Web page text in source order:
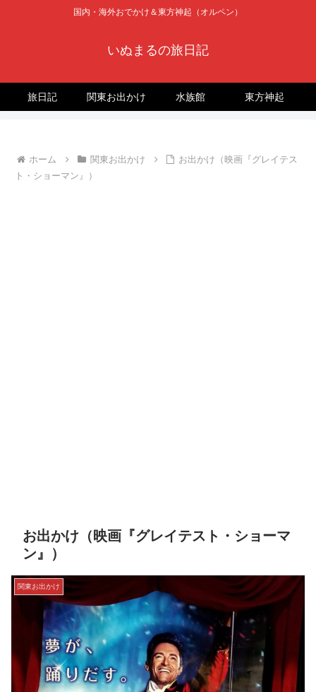
国内・海外おでかけ＆東方神起（オルペン）
いぬまるの旅日記
旅日記 関東お出かけ 水族館 東方神起
ホーム 関東お出かけ
お出かけ（映画『グレイテス
ト・ショーマン』）
お出かけ（映画『グレイテスト・ショーマ
ン』）
関東お出かけ